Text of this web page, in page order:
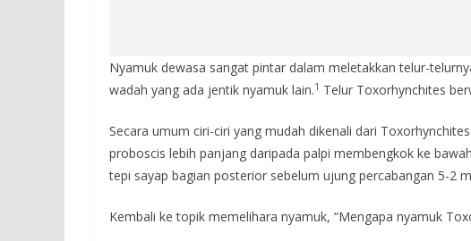
Nyamuk dewasa sangat pintar dalam meletakkan telur-
wadah yang ada jentik nyamuk lain.1 Telur Toxorhynchites
Secara umum ciri-ciri yang mudah dikenali dari
proboscis lebih panjang daripada palpi membengkok ke
tepi sayap bagian posterior sebelum ujung percabangan 5-2
Kembali ke topik memelihara nyamuk, “Mengapa nyamuk